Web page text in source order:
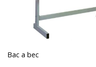
Bac a bec